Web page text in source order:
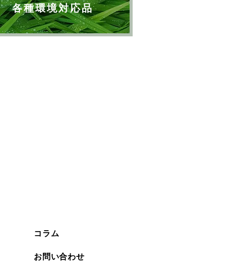
各種環境対応品
コラム
お問い合わせ